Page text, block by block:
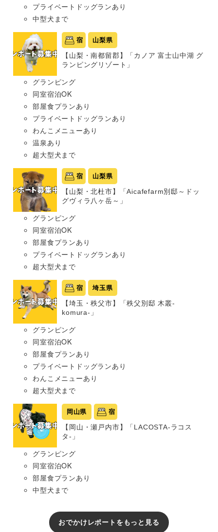
プライベートドッグランあり
中型犬まで
宿 山梨県
【山梨・南都留郡】「カノア 富士山中湖 グ
ランピングリゾート」
グランピング
同室宿泊OK
部屋食プランあり
プライベートドッグランあり
わんこメニューあり
温泉あり
超大型犬まで
宿 山梨県
【山梨・北杜市】「Aicafefarm別邸～ドッ
グヴィラ八ヶ岳～」
グランピング
同室宿泊OK
部屋食プランあり
プライベートドッグランあり
超大型犬まで
宿 埼玉県
【埼玉・秩父市】「秩父別邸 木叢-
komura-」
グランピング
同室宿泊OK
部屋食プランあり
プライベートドッグランあり
わんこメニューあり
超大型犬まで
岡山県 宿
【岡山・瀬戸内市】「LACOSTA-ラコス
タ-」
グランピング
同室宿泊OK
部屋食プランあり
中型犬まで
おでかけレポートをもっと見る